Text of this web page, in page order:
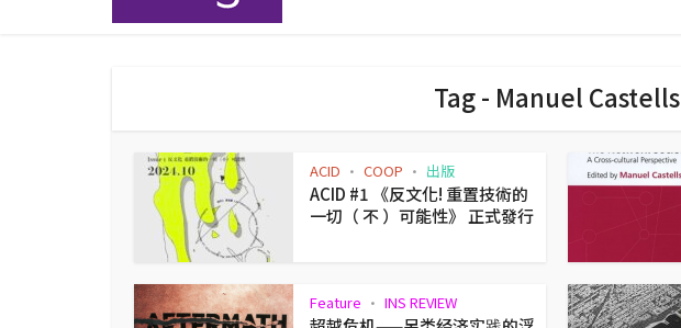
Tag - Manuel Castells
ACID • COOP • 出版
ACID #1 《反⽂化! 重置技術的
一切（ 不 ）可能性》 正式發行
Feature • INS REVIEW